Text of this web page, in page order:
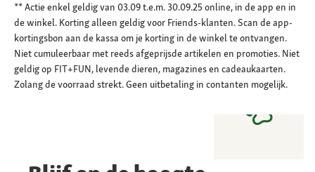
** Actie enkel geldig van 03.09 t.e.m. 30.09.25 online, in de app en in
de winkel. Korting alleen geldig voor Friends-klanten. Scan de app-
kortingsbon aan de kassa om je korting in de winkel te ontvangen.
Niet cumuleerbaar met reeds afgeprijsde artikelen en promoties. Niet
geldig op FIT+FUN, levende dieren, magazines en cadeaukaarten.
Zolang de voorraad strekt. Geen uitbetaling in contanten mogelijk.